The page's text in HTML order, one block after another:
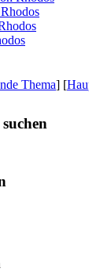
Thema] [